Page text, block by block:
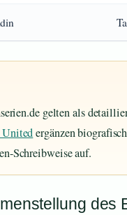
gelten als
ergänzen
Schreibweise auf.
des